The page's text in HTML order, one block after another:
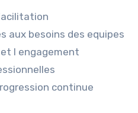
aux besoins des equipes
l engagement
continue